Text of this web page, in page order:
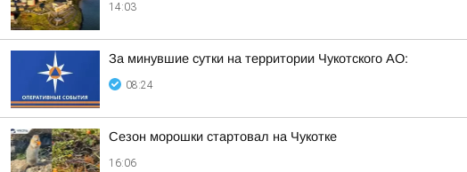
14:03
За минувшие сутки на территории Чукотского АО:
08:24
Сезон морошки стартовал на Чукотке
16:06